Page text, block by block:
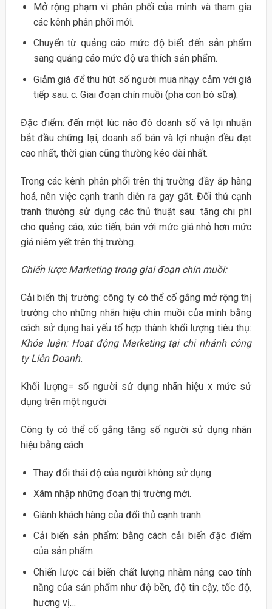
Mở rộng phạm vi phân phối của mình và tham gia
các kênh phân phối mới.
Chuyển từ quảng cáo mức độ biết đến sản phẩm
sang quảng cáo mức độ ưa thích sản phẩm.
Giảm giá để thu hút số người mua nhạy cảm với giá
tiếp sau. c. Giai đoạn chín muồi (pha con bò sữa):
Đặc điểm: đến một lúc nào đó doanh số và lợi nhuận
bắt đầu chững lại, doanh số bán và lợi nhuận đều đạt
cao nhất, thời gian cũng thường kéo dài nhất.
Trong các kênh phân phối trên thị trường đầy ắp hàng
hoá, nên việc cạnh tranh diễn ra gay gắt. Đối thủ cạnh
tranh thường sử dụng các thủ thuật sau: tăng chi phí
cho quảng cáo; xúc tiến, bán với mức giá nhỏ hơn mức
giá niêm yết trên thị trường.
Chiến lược Marketing trong giai đoạn chín muồi:
Cải biến thị trường: công ty có thể cố gắng mở rộng thị
trường cho những nhãn hiệu chín muồi của mình bằng
cách sử dụng hai yếu tố hợp thành khối lượng tiêu thụ:
Khóa luận: Hoạt động Marketing tại chi nhánh công
ty Liên Doanh.
Khối lượng= số người sử dụng nhãn hiệu x mức sử
dụng trên một người
Công ty có thể cố gắng tăng số người sử dụng nhãn
hiệu bằng cách:
Thay đổi thái độ của người không sử dụng.
Xâm nhập những đoạn thị trường mới.
Giành khách hàng của đối thủ cạnh tranh.
Cải biến sản phẩm: bằng cách cải biến đặc điểm
của sản phẩm.
Chiến lược cải biến chất lượng nhằm nâng cao tính
năng của sản phẩm như độ bền, độ tin cậy, tốc độ,
hương vị…